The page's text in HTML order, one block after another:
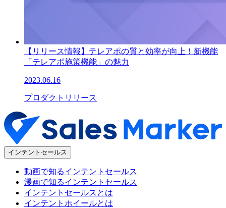
【リリース情報】テレアポの質と効率が向上！新機能
「テレアポ施策機能」の魅力
2023.06.16
プロダクトリリース
インテントセールス
動画で知るインテントセールス
漫画で知るインテントセールス
インテントセールスとは
インテントホイールとは